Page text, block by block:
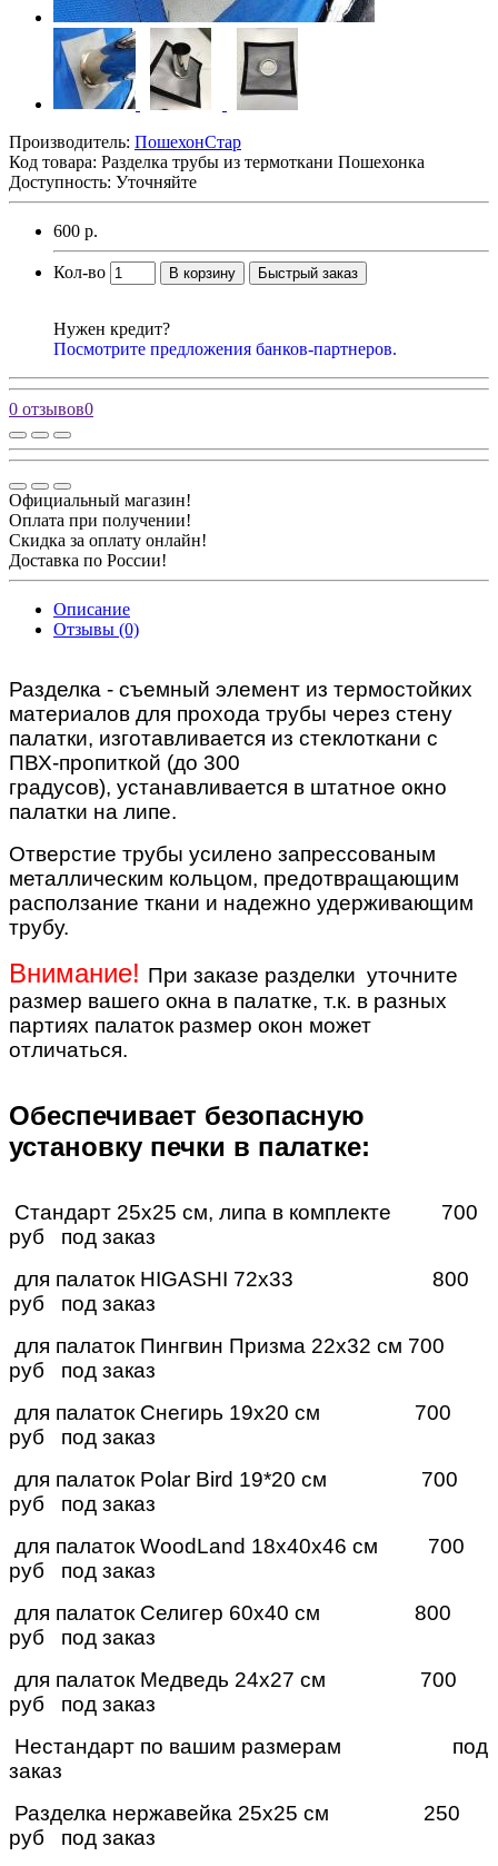
Производитель: ПошехонСтар
Код товара: Разделка трубы из термоткани Пошехонка
Доступность: Уточняйте
600 р.
Кол-во В корзину Быстрый заказ
Нужен кредит?
Посмотрите предложения банков-партнеров.
0 отзывов0
Официальный магазин!
Оплата при получении!
Скидка за оплату онлайн!
Доставка по России!
Описание
Отзывы (0)
Разделка - съемный элемент из термостойких
материалов для прохода трубы через стену
палатки, изготавливается из стеклоткани с
ПВХ-пропиткой (до 300
градусов), устанавливается в штатное окно
палатки на липе.
Отверстие трубы усилено запрессованым
металлическим кольцом, предотвращающим
расползание ткани и надежно удерживающим
трубу.
Внимание! При заказе разделки уточните
размер вашего окна в палатке, т.к. в разных
партиях палаток размер окон может
отличаться.
Обеспечивает безопасную
установку печки в палатке:
Стандарт 25х25 см, липа в комплекте
700
руб под заказ
для палаток HIGASHI 72х33
800
руб под заказ
для палаток Пингвин Призма 22х32 см 700
руб под заказ
для палаток Снегирь 19х20 см
700
руб под заказ
для палаток Polar Bird 19*20 см
700
руб под заказ
для палаток WoodLand 18х40х46 см
700
руб под заказ
для палаток Селигер 60х40 см
800
руб под заказ
для палаток Медведь 24х27 см
700
руб под заказ
Нестандарт по вашим размерам
под
заказ
Разделка нержавейка 25х25 см
250
руб под заказ